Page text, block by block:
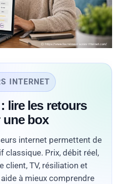
INTERNET
lire les retours
une box
internet permettent de
Prix, débit réel,
client, TV, résiliation et